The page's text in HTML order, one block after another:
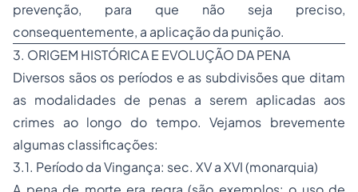
prevenção, para que não seja preciso,
consequentemente, a aplicação da punição.
3. ORIGEM HISTÓRICA E EVOLUÇÃO DA PENA
Diversos sãos os períodos e as subdivisões que ditam
as modalidades de penas a serem aplicadas aos
crimes ao longo do tempo. Vejamos brevemente
algumas classificações:
3.1. Período da Vingança: sec. XV a XVI (monarquia)